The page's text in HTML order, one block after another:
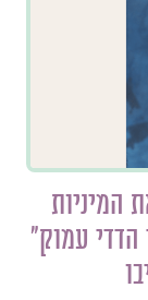
המיניות
עמוק״